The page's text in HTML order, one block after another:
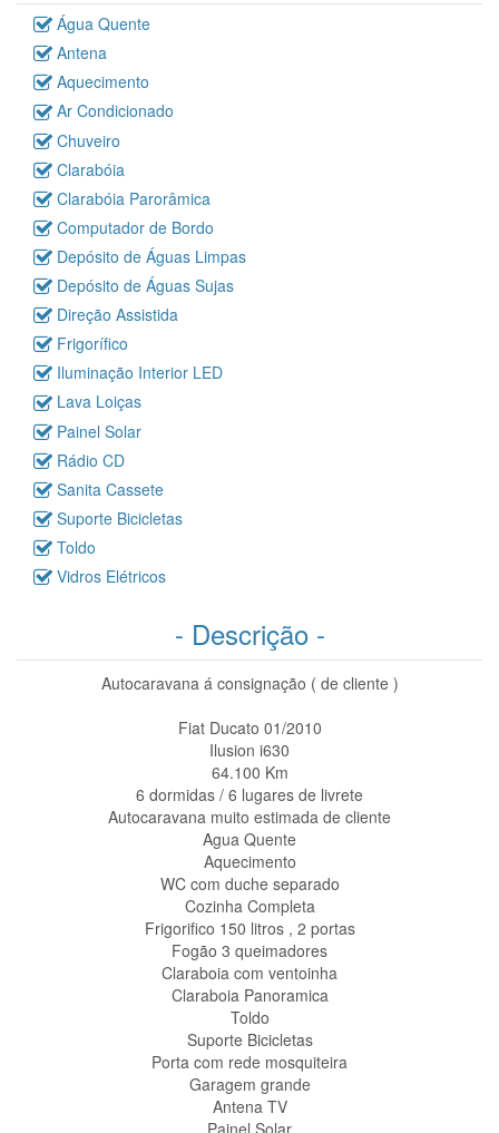
Água Quente
Antena
Aquecimento
Ar Condicionado
Chuveiro
Clarabóia
Clarabóia Parorâmica
Computador de Bordo
Depósito de Águas Limpas
Depósito de Águas Sujas
Direção Assistida
Frigorífico
Iluminação Interior LED
Lava Loiças
Painel Solar
Rádio CD
Sanita Cassete
Suporte Bicicletas
Toldo
Vidros Elétricos
- Descrição -
Autocaravana á consignação ( de cliente )
Fiat Ducato 01/2010
Ilusion i630
64.100 Km
6 dormidas / 6 lugares de livrete
Autocaravana muito estimada de cliente
Agua Quente
Aquecimento
WC com duche separado
Cozinha Completa
Frigorifico 150 litros , 2 portas
Fogão 3 queimadores
Claraboia com ventoinha
Claraboia Panoramica
Toldo
Suporte Bicicletas
Porta com rede mosquiteira
Garagem grande
Antena TV